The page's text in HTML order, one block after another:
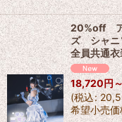
20%off ア
ズ シャニ
全員共通
18,720円
(税込:
希望小売価